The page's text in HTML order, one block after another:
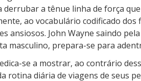
derrubar a tênue linha de força
ao vocabulário codificado
ansiosos. John Wayne saindo
masculino, prepara-se para
se a mostrar, ao contrário
rotina diária de viagens de seus